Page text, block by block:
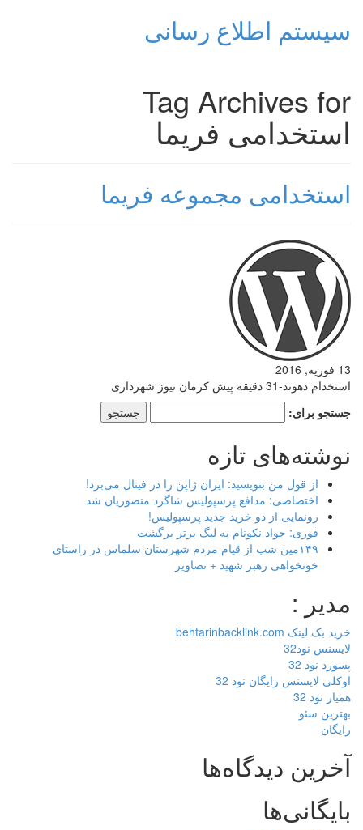
سیستم اطلاع رسانی
Tag Archives for
استخدامی فریما
استخدامی مجموعه فریما
13 فوریه, 2016
استخدام دهوند-31 دقیقه پیش کرمان نیوز شهرداری
جستجو برای:
نوشته‌های تازه
از قول من بنویسید: ایران ژاپن را در فینال می‌برد!
اختصاصی: مدافع پرسپولیس شاگرد منصوریان شد
رونمایی از دو خرید جدید پرسپولیس!
فوری: جواد نکونام به لیگ برتر برگشت
۱۴۹مین شب از قیام مردم شهرستان سلماس در راستای
خونخواهی رهبر شهید + تصاویر
مدیر :
خرید بک لینک behtarinbacklink.com
لایسنس نود32
پسورد نود 32
اوکلی لایسنس رایگان نود 32
همیار نود 32
بهترین سئو
رایگان
آخرین دیدگاه‌ها
بایگانی‌ها